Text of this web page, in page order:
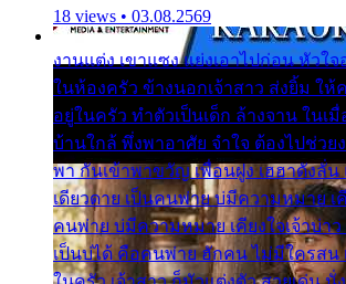
18 views • 03.08.2569
งานแต่ง เขาแซง แย่งเอาไปก่อน หัวใ
ในห้องครัว ข้างนอกเจ้าสาว ส่งยิ้ม ให้
อยู่ในครัว ทำตัวเป็นเด็ก ล้างจาน ในเ
บ้านใกล้ พึ่งพาอาศัย จำใจ ต้องไปช่วย
พา กันเข้าพาขวัญ เพื่อนฝูง เฮฮาดังลั่น
เดียวดาย เป็นคนพ่าย บ่มีความหมาย เคี
คนพ่าย บ่มีความหมาย เคียงใจเจ้าบ่าว
เป็นบ่ได้ คือคนพ่าย ฮักคน ไม่มีใครสน